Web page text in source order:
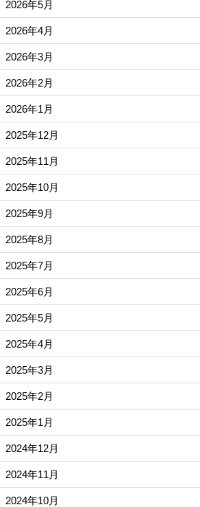
2026年5月
2026年4月
2026年3月
2026年2月
2026年1月
2025年12月
2025年11月
2025年10月
2025年9月
2025年8月
2025年7月
2025年6月
2025年5月
2025年4月
2025年3月
2025年2月
2025年1月
2024年12月
2024年11月
2024年10月